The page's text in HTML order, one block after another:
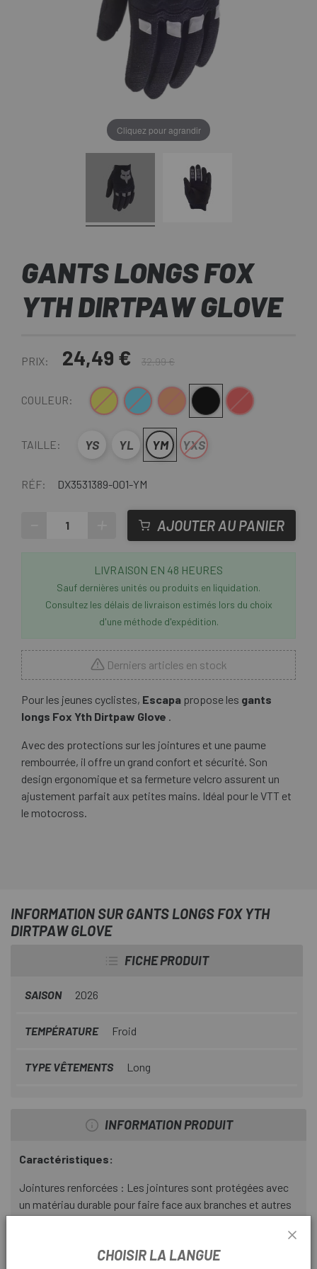
Cliquez pour agrandir
GANTS LONGS FOX
YTH DIRTPAW GLOVE
PRIX: 24,49 € 32,99 €
COULEUR: Jaune Bleu Orange Rouge
TAILLE: YS YL YM YXS
RÉF: DX3531389-001-YM
AJOUTER AU PANIER
LIVRAISON EN 48 HEURES
Sauf dernières unités ou produits en liquidation.
Consultez les délais de livraison estimés lors du choix
d'une méthode d'expédition.
Derniers articles en stock
Pour les jeunes cyclistes, Escapa propose les gants
longs Fox Yth Dirtpaw Glove .
Avec des protections sur les jointures et une paume
rembourrée, il offre un grand confort et sécurité. Son
design ergonomique et sa fermeture velcro assurent un
ajustement parfait aux petites mains. Idéal pour le VTT et
le motocross.
INFORMATION SUR GANTS LONGS FOX YTH
DIRTPAW GLOVE
FICHE PRODUIT
SAISON 2026
TEMPÉRATURE Froid
TYPE VÊTEMENTS Long
INFORMATION PRODUIT
Caractéristiques:
Jointures renforcées : Les jointures sont protégées avec
un matériau durable pour faire face aux branches et autres
Paume rembourrée : La paume est rembourrée pour plus de
CHOISIR LA LANGUE